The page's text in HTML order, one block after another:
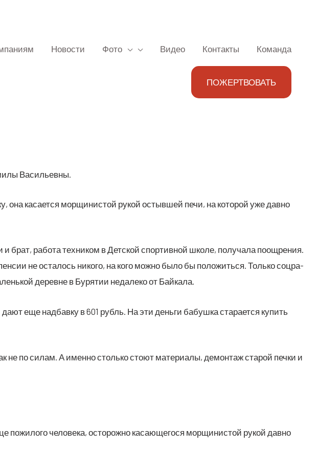
Новости Фото Видео Контакты Команда
ПОЖЕРТВОВАТЬ
Васильевны.
она каса­ет­ся мор­щи­ни­стой рукой остыв­шей печи, на кото­рой уже дав­но
рабо­та тех­ни­ком в Дет­ской спор­тив­ной шко­ле, полу­ча­ла поощ­ре­ния.
не оста­лось нико­го, на кого мож­но было бы поло­жить­ся. Толь­ко соц­ра­
деревне в Буря­тии неда­ле­ко от Байкала.
еще над­бав­ку в 601 рубль. На эти день­ги бабуш­ка ста­ра­ет­ся купить
не по силам. А имен­но столь­ко сто­ют мате­ри­а­лы, демон­таж ста­рой печ­ки и
пожи­ло­го чело­ве­ка, осто­рож­но каса­ю­ще­го­ся мор­щи­ни­стой рукой дав­но